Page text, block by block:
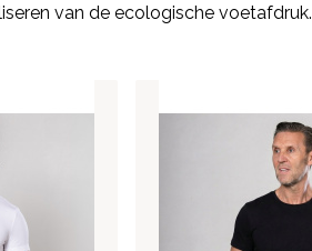
van de ecologische voetafdruk.